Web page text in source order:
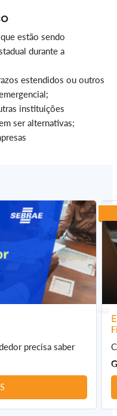
estão sendo
durante a
estendidos ou outros
instituições
ser alternativas;
precisa saber